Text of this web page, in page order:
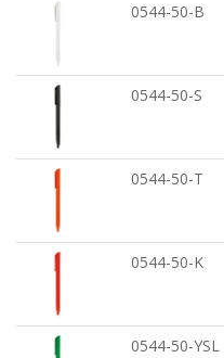
0544-50-B
0544-50-S
0544-50-T
0544-50-K
0544-50-YSL